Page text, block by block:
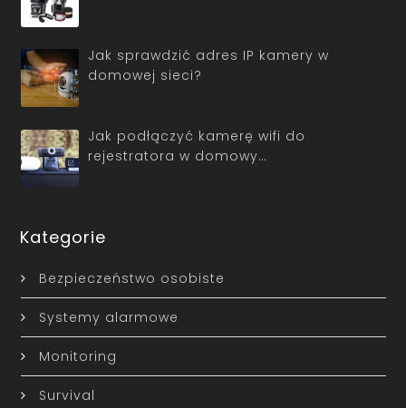
Jak sprawdzić adres IP kamery w
domowej sieci?
Jak podłączyć kamerę wifi do
rejestratora w domowy…
Kategorie
Bezpieczeństwo osobiste
Systemy alarmowe
Monitoring
Survival